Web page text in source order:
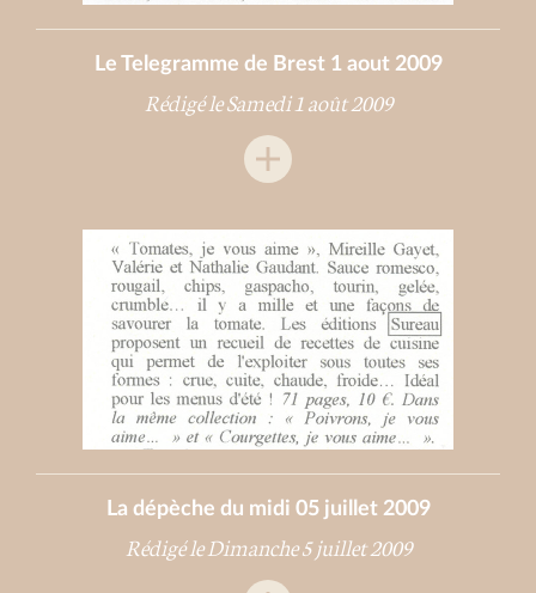
Le Telegramme de Brest 1 aout 2009
Rédigé le Samedi 1 août 2009
La dépèche du midi 05 juillet 2009
Rédigé le Dimanche 5 juillet 2009